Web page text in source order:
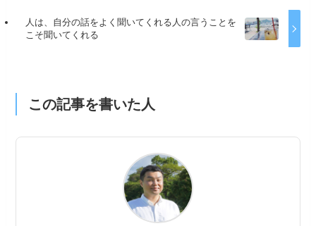
人は、自分の話をよく聞いてくれる人の言うことを
こそ聞いてくれる
この記事を書いた人